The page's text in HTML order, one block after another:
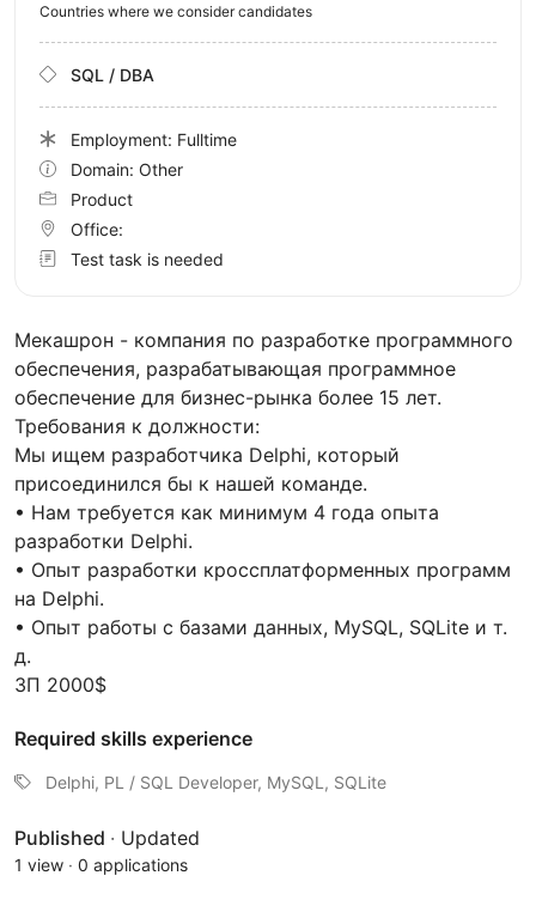
Мекашрон - компания по разработке программного
обеспечения, разрабатывающая программное
обеспечение для бизнес-рынка более 15 лет.
Требования к должности:
Мы ищем разработчика Delphi, который
присоединился бы к нашей команде.
• Нам требуется как минимум 4 года опыта
разработки Delphi.
• Опыт разработки кроссплатформенных программ
на Delphi.
• Опыт работы с базами данных, MySQL, SQLite и т.
д.
ЗП 2000$
Required skills experience
Delphi, PL / SQL Developer, MySQL, SQLite
Published · Updated
1 view · 0 applications
Countries where we consider candidates
SQL / DBA
Employment: Fulltime
Domain: Other
Product
Office:
Test task is needed